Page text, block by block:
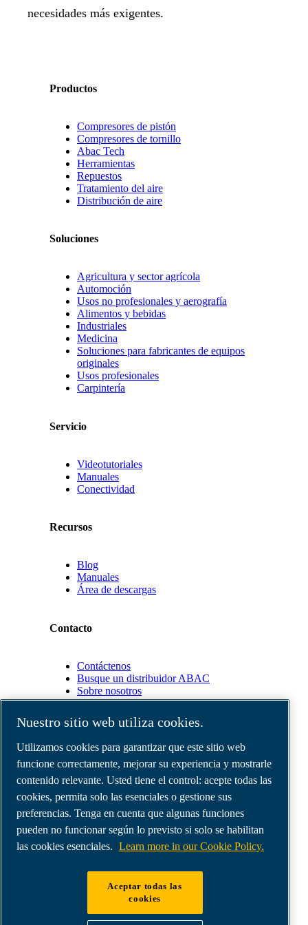
necesidades más exigentes.
Productos
Compresores de pistón
Compresores de tornillo
Abac Tech
Herramientas
Repuestos
Tratamiento del aire
Distribución de aire
Soluciones
Agricultura y sector agrícola
Automoción
Usos no profesionales y aerografía
Alimentos y bebidas
Industriales
Medicina
Soluciones para fabricantes de equipos
originales
Usos profesionales
Carpintería
Servicio
Videotutoriales
Manuales
Conectividad
Recursos
Blog
Manuales
Área de descargas
Contacto
Contáctenos
Busque un distribuidor ABAC
Sobre nosotros
Socios
Área
de
distribuidores
E-
Connect
2.0
Business
Portal
Gallery
Compresores de aire ABAC
Nuestro sitio web utiliza cookies.
Utilizamos cookies para garantizar que este sitio web
funcione correctamente, mejorar su experiencia y mostrarle
contenido relevante. Usted tiene el control: acepte todas las
cookies, permita solo las esenciales o gestione sus
preferencias. Tenga en cuenta que algunas funciones
pueden no funcionar según lo previsto si solo se habilitan
las cookies esenciales. Learn more in our Cookie Policy.
Aceptar todas las
cookies